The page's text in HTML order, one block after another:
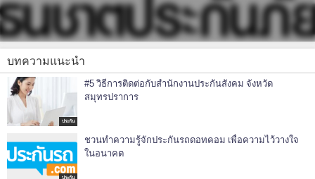
บทความแนะนำ
ประกัน
#5 วิธีการติดต่อกับสำนักงานประกันสังคม จังหวัด
สมุทรปราการ
ประกัน
ชวนทำความรู้จักประกันรถดอทคอม เพื่อความไว้วางใจ
ในอนาคต